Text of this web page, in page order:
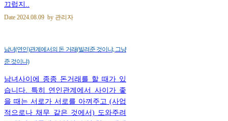
끄럽지..
Date 2024.08.09 by 관리자
남녀(연인)관계에서의 돈 거래(빌려준 것이냐, 그냥
준 것이냐)
남녀사이에 종종 돈거래를 할 때가 있
습니다. 특히 연인관계에서 사이가 좋
을 때는 서로가 서로를 아껴주고 (사업
적으로나 채무 같은 것에서) 도와주려